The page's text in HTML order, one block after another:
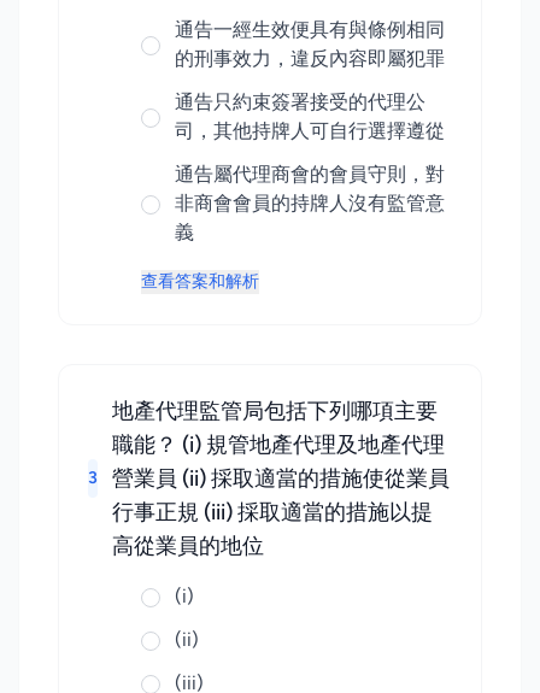
通告一經生效便具有與條例相同
的刑事效力，違反內容即屬犯罪
通告只約束簽署接受的代理公
司，其他持牌人可自行選擇遵從
通告屬代理商會的會員守則，對
非商會會員的持牌人沒有監管意
義
查看答案和解析
3
地產代理監管局包括下列哪項主要
職能？ (i) 規管地產代理及地產代理
營業員 (ii) 採取適當的措施使從業員
行事正規 (iii) 採取適當的措施以提
高從業員的地位
(i)
(ii)
(iii)